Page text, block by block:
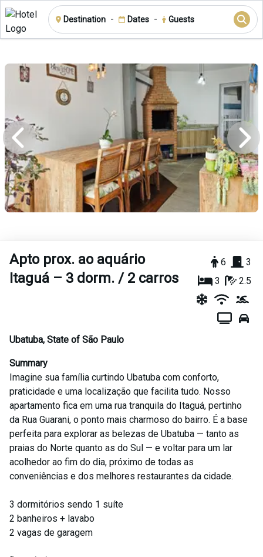
Destination - Dates - Guests
Apto prox. ao aquário
Itaguá – 3 dorm. / 2 carros
6
3
3
2.5
Ubatuba, State of São Paulo
Summary
Imagine sua família curtindo Ubatuba com conforto,
praticidade e uma localização que facilita tudo. Nosso
apartamento fica em uma rua tranquila do Itaguá, pertinho
da Rua Guarani, o ponto mais charmoso do bairro. É a base
perfeita para explorar as belezas de Ubatuba — tanto as
praias do Norte quanto as do Sul — e voltar para um lar
acolhedor ao fim do dia, próximo de todas as
conveniências e dos melhores restaurantes da cidade.
3 dormitórios sendo 1 suíte
2 banheiros + lavabo
2 vagas de garagem